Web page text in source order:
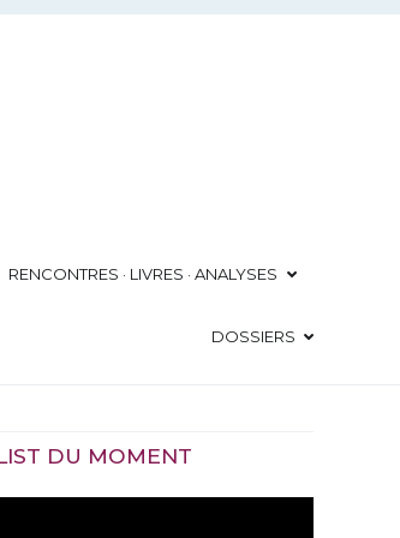
RENCONTRES · LIVRES · ANALYSES
DOSSIERS
DU MOMENT